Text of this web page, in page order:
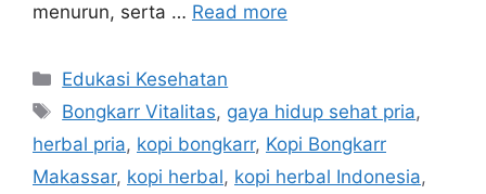
menurun, serta … Read more
Categories
Edukasi Kesehatan
Tags
Bongkarr Vitalitas, gaya hidup sehat pria,
herbal pria, kopi bongkarr, Kopi Bongkarr
Makassar, kopi herbal, kopi herbal Indonesia,